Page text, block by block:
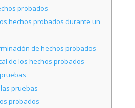
probados
hechos probados durante un
de hechos probados
de los hechos probados
pruebas
probados